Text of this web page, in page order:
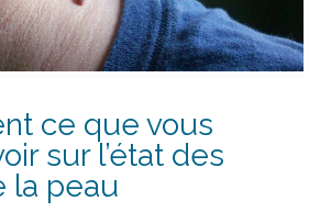
ce que vous
sur l’état des
la peau